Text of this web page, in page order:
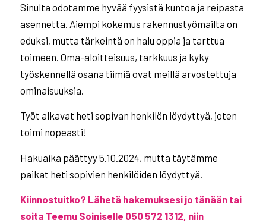
Sinulta odotamme hyvää fyysistä kuntoa ja reipasta
asennetta. Aiempi kokemus rakennustyömailta on
eduksi, mutta tärkeintä on halu oppia ja tarttua
toimeen. Oma-aloitteisuus, tarkkuus ja kyky
työskennellä osana tiimiä ovat meillä arvostettuja
ominaisuuksia.
Työt alkavat heti sopivan henkilön löydyttyä, joten
toimi nopeasti!
Hakuaika päättyy 5.10.2024, mutta täytämme
paikat heti sopivien henkilöiden löydyttyä.
Kiinnostuitko? Lähetä hakemuksesi jo tänään tai
soita Teemu Soiniselle 050 572 1312, niin